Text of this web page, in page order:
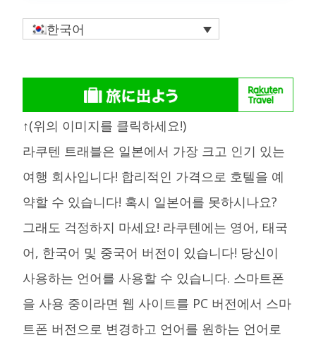
한국어
↑(위의 이미지를 클릭하세요!)
라쿠텐 트래블은 일본에서 가장 크고 인기 있는
여행 회사입니다! 합리적인 가격으로 호텔을 예
약할 수 있습니다! 혹시 일본어를 못하시나요?
그래도 걱정하지 마세요! 라쿠텐에는 영어, 태국
어, 한국어 및 중국어 버전이 있습니다! 당신이
사용하는 언어를 사용할 수 있습니다. 스마트폰
을 사용 중이라면 웹 사이트를 PC 버전에서 스마
트폰 버전으로 변경하고 언어를 원하는 언어로